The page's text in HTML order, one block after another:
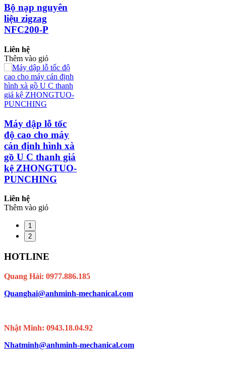
Bộ nạp nguyên
liệu zigzag
NFC200-P
Liên hệ
Thêm vào giỏ
Máy dập lỗ tốc
độ cao cho máy
cán định hình xà
gồ U C thanh giá
kệ ZHONGTUO-
PUNCHING
Liên hệ
Thêm vào giỏ
1
2
HOTLINE
Quang Hải: 0977.886.185
Quanghai@anhminh-mechanical.com
Nhật Minh: 0943.18.04.92
Nhatminh@anhminh-mechanical.com